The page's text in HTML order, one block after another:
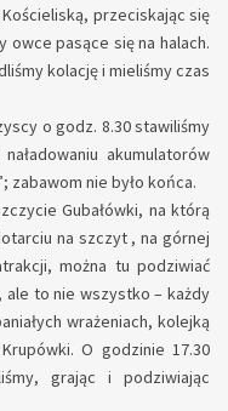
przeciskając się
owce pasące się na halach.
kolację i mieliśmy czas
o godz. 8.30 stawiliśmy
akumulatorów
zabawom nie było końca.
Gubałówki, na którą
na szczyt , na górnej
można tu podziwiać
ale to nie wszystko – każdy
wrażeniach, kolejką
O godzinie 17.30
grając i podziwiając